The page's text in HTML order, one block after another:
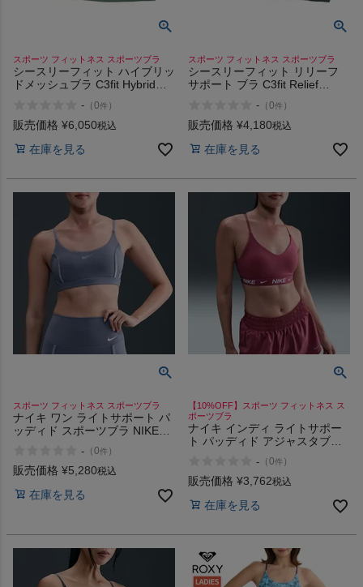
スポーツ フィットネス スポーツブラ
シースリーフィット ハイブリッ
ドメッシュブラ C3fit Hybrid
- （0件 ）
販売価格 ¥6,050税込
在庫を見る
スポーツ フィットネス スポーツブラ
シースリーフィット リリーフ
サポート ブラ C3fit Relief
- （0件 ）
販売価格 ¥4,180税込
在庫を見る
スポーツ フィットネス スポーツブラ
ナイキ ワン ライトサポート パ
ッディド スポーツブラ NIKE
- （0件 ）
販売価格 ¥5,280税込
在庫を見る
【10%OFF】スポーツ フィットネス ス
ポーツブラ
ナイキ インディ ライトサポー
ト パッディド アジャスタブル
Support Padded Adjustable
Sports Bra
- （0件 ）
販売価格 ¥3,762税込
在庫を見る